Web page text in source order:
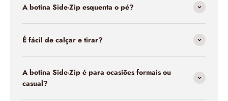
A botina Side-Zip esquenta o pé?
É fácil de calçar e tirar?
A botina Side-Zip é para ocasiões formais ou
casual?